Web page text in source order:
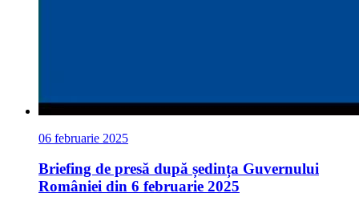
06 februarie 2025
Briefing de presă după ședința Guvernului
României din 6 februarie 2025